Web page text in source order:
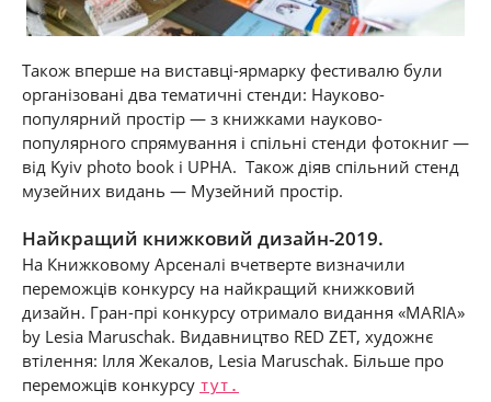
Також вперше на виставці-ярмарку фестивалю були
організовані два тематичні стенди: Науково-
популярний простір — з книжками науково-
популярного спрямування і спільні стенди фотокниг—
від Kyiv photo book і UPHA. Також діяв спільний стенд
музейних видань — Музейний простір.
Найкращий книжковий дизайн-2019.
На Книжковому Арсеналі вчетверте визначили
переможців конкурсу на найкращий книжковий
дизайн. Гран-прі конкурсу отримало видання «MARIA»
by Lesia Maruschak. Видавництво RED ZET, художнє
втілення: Ілля Жекалов, Lesia Maruschak. Більше про
переможців конкурсу тут.